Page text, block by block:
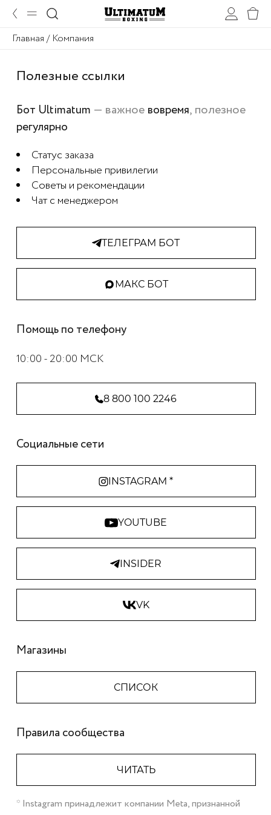
Главная / Компания
Полезные ссылки
Бот Ultimatum — важное вовремя, полезное
регулярно
Статус заказа
Персональные привилегии
Советы и рекомендации
Чат с менеджером
ТЕЛЕГРАМ БОТ
МАКС БОТ
Помощь по телефону
10:00 - 20:00 МСК
8 800 100 2246
Социальные сети
INSTAGRAM *
YOUTUBE
INSIDER
VK
Магазины
СПИСОК
Правила сообщества
ЧИТАТЬ
* Instagram принадлежит компании Meta, признанной